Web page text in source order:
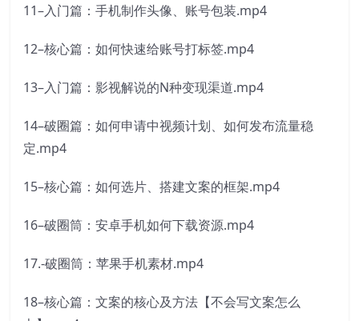
11–入门篇：手机制作头像、账号包装.mp4
12–核心篇：如何快速给账号打标签.mp4
13–入门篇：影视解说的N种变现渠道.mp4
14–破圈篇：如何申请中视频计划、如何发布流量稳
定.mp4
15–核心篇：如何选片、搭建文案的框架.mp4
16–破圈筒：安卓手机如何下载资源.mp4
17.-破圈筒：苹果手机素材.mp4
18–核心篇：文案的核心及方法【不会写文案怎么